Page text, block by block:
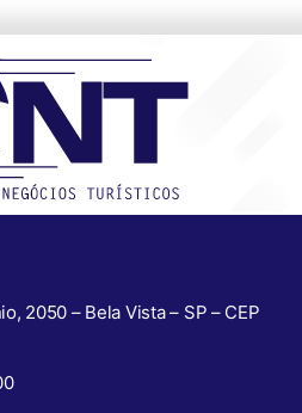
2050 – Bela Vista – SP – CEP